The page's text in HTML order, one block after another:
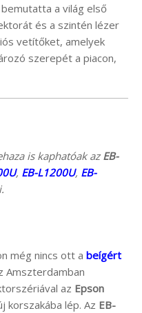
a világ első
és a szintén lézer
vetítőket, amelyek
szerepét a piacon,
is kaphatóak azEB-
, EB-L1200U, EB-
még nincs ott a beígért
Amszterdamban
az Epson
korszakába lép. Az EB-